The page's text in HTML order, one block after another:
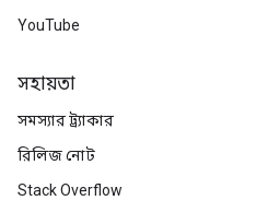
YouTube
সহায়তা
সমস্যার ট্র্যাকার
রিলিজ নোট
Stack Overflow